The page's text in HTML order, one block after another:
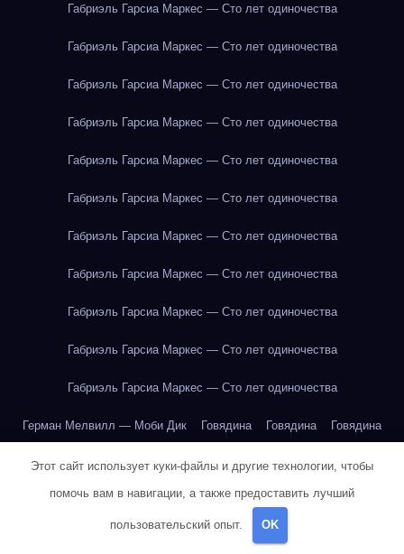
Габриэль Гарсиа Маркес — Сто лет одиночества
Габриэль Гарсиа Маркес — Сто лет одиночества
Габриэль Гарсиа Маркес — Сто лет одиночества
Габриэль Гарсиа Маркес — Сто лет одиночества
Габриэль Гарсиа Маркес — Сто лет одиночества
Габриэль Гарсиа Маркес — Сто лет одиночества
Габриэль Гарсиа Маркес — Сто лет одиночества
Габриэль Гарсиа Маркес — Сто лет одиночества
Габриэль Гарсиа Маркес — Сто лет одиночества
Габриэль Гарсиа Маркес — Сто лет одиночества
Габриэль Гарсиа Маркес — Сто лет одиночества
Герман Мелвилл — Моби Дик Говядина Говядина Говядина
Говядина Говядина Говядина Говядина Говядина
Говядина Говядина Говядина Говядина Говядина
Горох
Этот сайт использует куки-файлы и другие технологии, чтобы
помочь вам в навигации, а также предоставить лучший
пользовательский опыт. OK